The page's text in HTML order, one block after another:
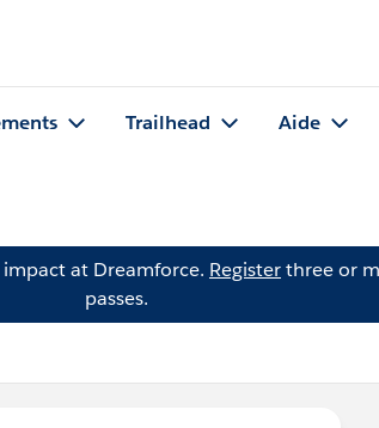
Trailhead Aide
at Dreamforce. Registerthree or
passes.